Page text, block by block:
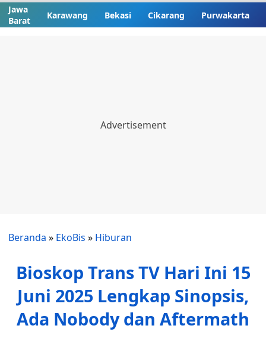
Jawa
Barat
Karawang Bekasi Cikarang Purwakarta
Beranda » EkoBis » Hiburan
Bioskop Trans TV Hari Ini 15
Juni 2025 Lengkap Sinopsis,
Ada Nobody dan Aftermath